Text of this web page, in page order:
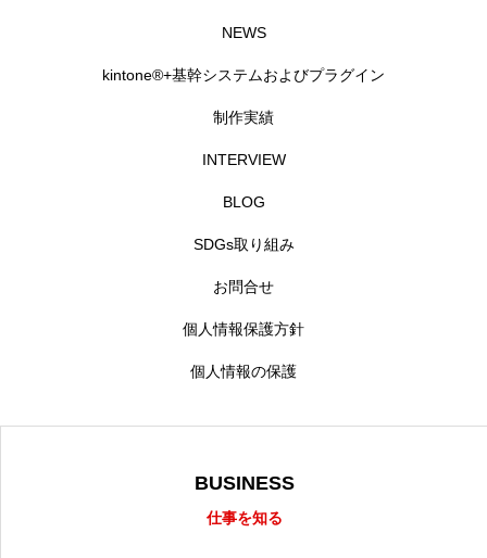
NEWS
kintone®+基幹システムおよびプラグイン
制作実績
INTERVIEW
BLOG
SDGs取り組み
お問合せ
個人情報保護方針
個人情報の保護
BUSINESS
仕事を知る